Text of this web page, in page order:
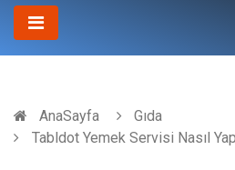
AnaSayfa
Gıda
Tabldot Yemek Servisi Nasıl